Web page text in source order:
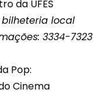
da UFES
bilheteria local
3334-7323
Pop:
Cinema